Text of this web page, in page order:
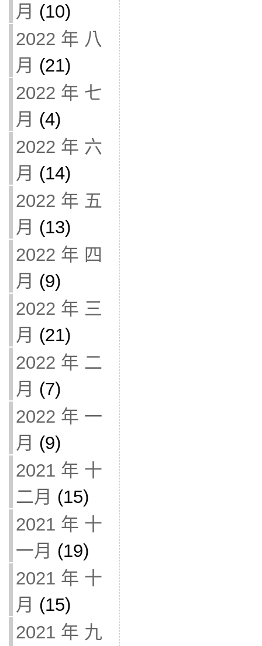
月 (10)
2022 年 八
月 (21)
2022 年 七
月 (4)
2022 年 六
月 (14)
2022 年 五
月 (13)
2022 年 四
月 (9)
2022 年 三
月 (21)
2022 年 二
月 (7)
2022 年 一
月 (9)
2021 年 十
二月 (15)
2021 年 十
一月 (19)
2021 年 十
月 (15)
2021 年 九